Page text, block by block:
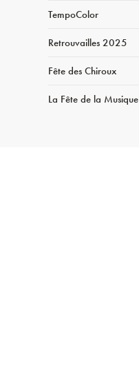
TempoColor
Retrouvailles 2025
Fête des Chiroux
La Fête de la Musique